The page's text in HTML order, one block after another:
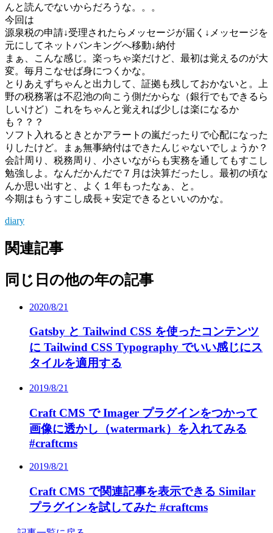
んと読んでないからだろうな。。。
今回は
源泉税の申請↓受理されたらメッセージが届く↓メッセージを
元にしてネットバンキングへ移動↓納付
まぁ、こんな感じ。楽っちゃ楽だけど、最初は覚えるのが大
変。毎月こなせば身につくかな。
とりあえずちゃんと出力して、証拠も残しておかないと。上
野の税務署は不忍池の向こう側だからな（銀行でもできるら
しいけど）これをちゃんと覚えれば少しは楽になるか
も？？？
ソフト入れるときとかアラートの嵐だったりで心配になった
りしたけど。まぁ無事納付はできたんじゃないでしょうか？
会計周り、税務周り、小さいながらも実務を通してもすこし
勉強しよ。なんだかんだで７月は決算だったし。最初の頃な
んか思い出すと、よく１年もったなぁ、と。
今期はもうすこし成長＋安定できるといいのかな。
diary
関連記事
同じ日の他の年の記事
2020/8/21
Gatsby と Tailwind CSS を使ったコンテンツ
に Tailwind CSS Typography でいい感じにス
タイルを適用する
2019/8/21
Craft CMS で Imager プラグインをつかって
画像に透かし（watermark）を入れてみる
#craftcms
2019/8/21
Craft CMS で関連記事を表示できる Similar
プラグインを試してみた #craftcms